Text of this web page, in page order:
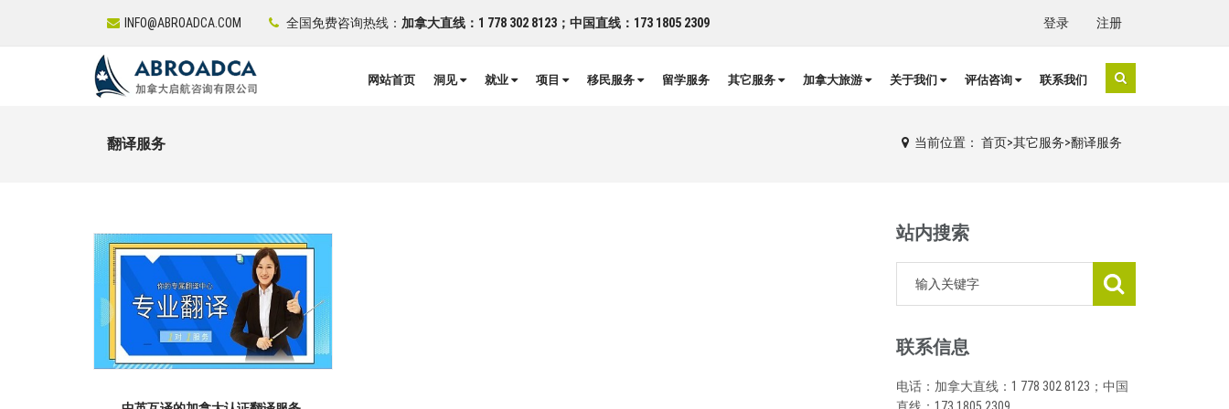
INFO@ABROADCA.COM 全国免费咨询热线： 加拿大直线：1 778 302 8123；中国直线：173 1805 2309 注册
登录
网站首页 洞见 就业 项目 移民服务 留学服务 其它服务 加拿大旅游 关于我们 评估咨询 联系我们
翻译服务 当前位置： 首页>其它服务>翻译服务
站内搜索
联系信息
电话：加拿大直线：1 778 302 8123；中国